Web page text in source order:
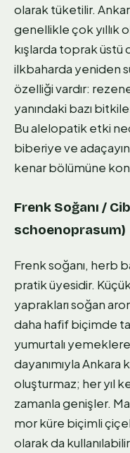
olarak tüketilir.
genellikle çok yıllık
kışlarda toprak
ilkbaharda yeniden
özelliği vardır:
yanındaki bazı
Bu alelopatik etki
biberiye ve
kenar bölümüne
Frenk Soğanı /
schoenoprasum)
Frenk soğanı, herb
pratik üyesidir.
yaprakları soğan
daha hafif biçimde
yumurtalı
dayanımıyla Ankara
oluşturmaz; her yıl
zamanla genişler.
mor küre biçimli
olarak da